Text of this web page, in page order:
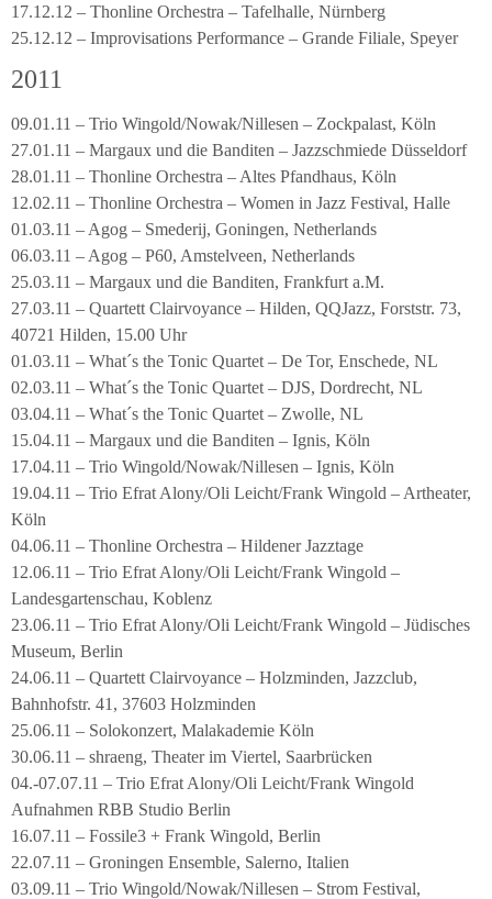
17.12.12 – Thonline Orchestra – Tafelhalle, Nürnberg
25.12.12 – Improvisations Performance – Grande Filiale, Speyer
2011
09.01.11 – Trio Wingold/Nowak/Nillesen – Zockpalast, Köln
27.01.11 – Margaux und die Banditen – Jazzschmiede Düsseldorf
28.01.11 – Thonline Orchestra – Altes Pfandhaus, Köln
12.02.11 – Thonline Orchestra – Women in Jazz Festival, Halle
01.03.11 – Agog – Smederij, Goningen, Netherlands
06.03.11 – Agog – P60, Amstelveen, Netherlands
25.03.11 – Margaux und die Banditen, Frankfurt a.M.
27.03.11 – Quartett Clairvoyance – Hilden, QQJazz, Forststr. 73,
40721 Hilden, 15.00 Uhr
01.03.11 – What´s the Tonic Quartet – De Tor, Enschede, NL
02.03.11 – What´s the Tonic Quartet – DJS, Dordrecht, NL
03.04.11 – What´s the Tonic Quartet – Zwolle, NL
15.04.11 – Margaux und die Banditen – Ignis, Köln
17.04.11 – Trio Wingold/Nowak/Nillesen – Ignis, Köln
19.04.11 – Trio Efrat Alony/Oli Leicht/Frank Wingold – Artheater,
Köln
04.06.11 – Thonline Orchestra – Hildener Jazztage
12.06.11 – Trio Efrat Alony/Oli Leicht/Frank Wingold –
Landesgartenschau, Koblenz
23.06.11 – Trio Efrat Alony/Oli Leicht/Frank Wingold – Jüdisches
Museum, Berlin
24.06.11 – Quartett Clairvoyance – Holzminden, Jazzclub,
Bahnhofstr. 41, 37603 Holzminden
25.06.11 – Solokonzert, Malakademie Köln
30.06.11 – shraeng, Theater im Viertel, Saarbrücken
04.-07.07.11 – Trio Efrat Alony/Oli Leicht/Frank Wingold
Aufnahmen RBB Studio Berlin
16.07.11 – Fossile3 + Frank Wingold, Berlin
22.07.11 – Groningen Ensemble, Salerno, Italien
03.09.11 – Trio Wingold/Nowak/Nillesen – Strom Festival,